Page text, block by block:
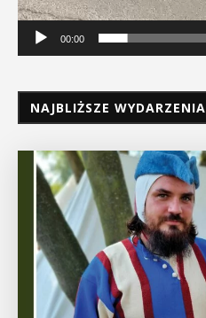
00:00
NAJBLIŻSZE WYDARZENIA